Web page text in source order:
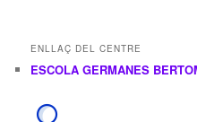
ENLLAÇ DEL CENTRE
ESCOLA GERMANES